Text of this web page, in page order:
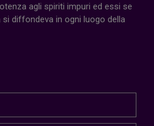
agli spiriti impuri ed essi se
si diffondeva in ogni luogo della